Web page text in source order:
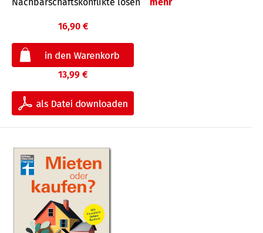
16,90 €
13,99 €